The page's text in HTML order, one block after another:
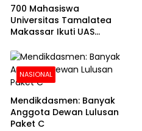
700 Mahasiswa
Universitas Tamalatea
Makassar Ikuti UAS
NASIONAL
Mendikdasmen: Banyak
Anggota Dewan Lulusan
Paket C